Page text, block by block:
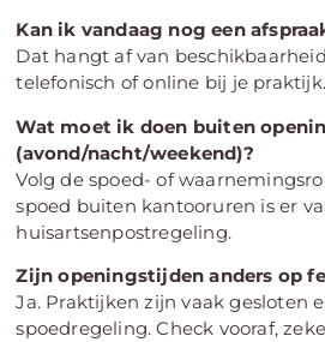
Kan ik vandaag nog een
Dat hangt af van
telefonisch of online bij je praktijk.
Wat moet ik doen buiten
(avond/nacht/weekend)?
Volg de spoed- of
spoed buiten kantooruren is er
huisartsenpostregeling.
Zijn openingstijden anders op
Ja. Praktijken zijn vaak gesloten
spoedregeling. Check vooraf,